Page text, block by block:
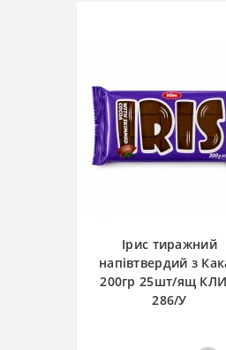
Ірис тиражний
напівтвердий з
200гр 25шт/ящ
286/У